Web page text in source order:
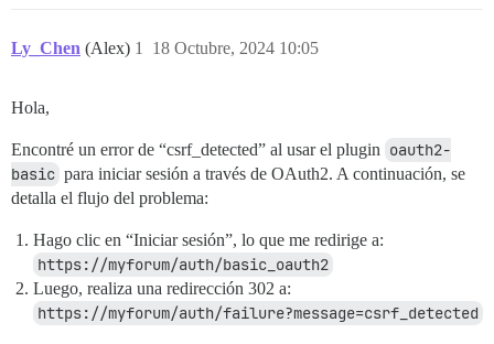
Ly_Chen (Alex) 18 Octubre, 2024 10:05
1
Hola,
Encontré un error de “csrf_detected” al usar el plugin oauth2-
basic para iniciar sesión a través de OAuth2. A continuación, se
detalla el flujo del problema:
Hago clic en “Iniciar sesión”, lo que me redirige a:
https://myforum/auth/basic_oauth2
Luego, realiza una redirección 302 a:
https://myforum/auth/failure?message=csrf_detected